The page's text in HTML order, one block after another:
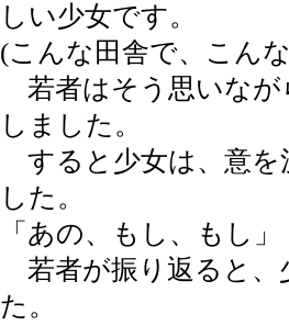
しい少女です。
(こんな田舎で、こん
若者はそう思いなが
しました。
すると少女は、意を
した。
「あの、もし、もし」
若者が振り返ると、
た。